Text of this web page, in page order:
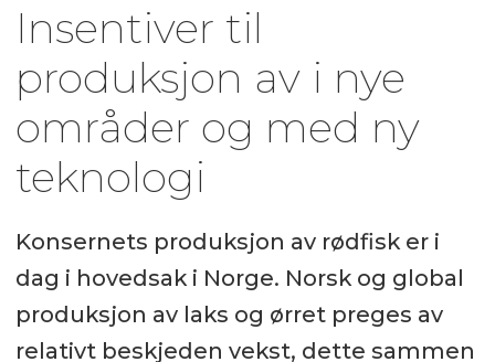
Insentiver til
produksjon av i nye
områder og med ny
teknologi
Konsernets produksjon av rødfisk er i
dag i hovedsak i Norge. Norsk og global
produksjon av laks og ørret preges av
relativt beskjeden vekst, dette sammen